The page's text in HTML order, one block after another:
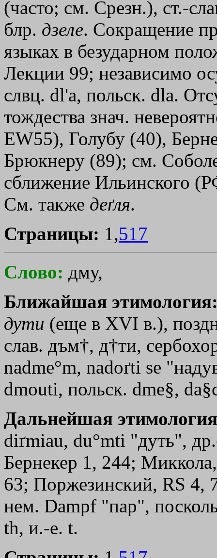
(часто; см. Срезн.), ст.-
блр. дзеле. Сокращение
языках в безударном
Лекции 99; независимо
слвц. dl'a, польск. dla.
тождества знач.
EW55), Голубу (40),
Брюкнеру (89); см.
сближение Ильинского
См. также деґля.
Страницы: 1,517
Слово: дму,
Ближайшая
дути (еще в XVI в.),
слав. дъм†, д†ти,
nadme°m, nadoґti se
dmouti, польск. dme§,
Дальнейшая
dіґmiau, du°mti "дуть",
Бернекер 1, 244;
63; Поржезинский, RS 4,
нем. Dampf "пар",
th, и.-е. t.